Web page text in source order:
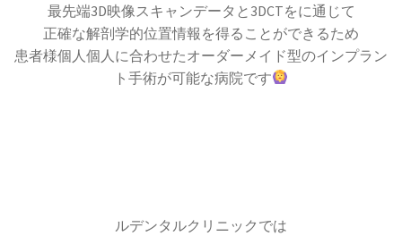
最先端3D映像スキャンデータと3DCTをに通じて
正確な解剖学的位置情報を得ることができるため
患者様個人個人に合わせたオーダーメイド型のインプラン
ト手術が可能な病院です
ルデンタルクリニックでは